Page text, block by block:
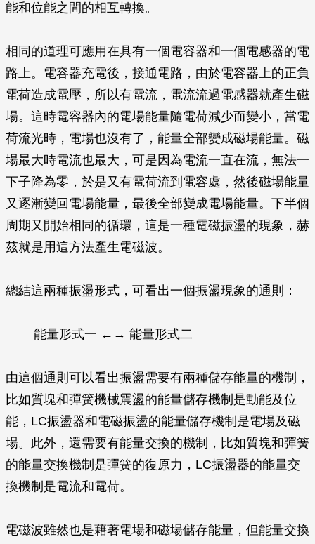
能和位能之間的相互轉換。
相同的道理可應用在具有一個電容器和一個電感器的電
路上。電容器充電後，接通電路，由於電容器上的正負
電荷造成電壓，所以有電流，電流流過電感器就產生磁
場。這時電容器內的電場能量隨電荷減少而變小，當電
荷流光時，電場也沒有了，能量全部變成磁場能量。磁
場最大時電流也最大，可是因為電流一直在流，無法一
下子降為零，於是又有電荷流到電容處，然後磁場能量
又逐漸變回電場能量，最後全部變成電場能量。下半個
周期又開始相同的循環，這是一種電磁振盪的現象，赫
茲就是用這方法產生電磁波。
總結這兩種振盪形式，可看出一個振盪現象的通則：
能量形式一 ←→ 能量形式二
由這個通則可以看出振盪需要有兩種儲存能量的機制，
比如質塊和彈簧機械震盪的能量儲存機制是動能及位
能，LC振盪器和電磁振盪的能量儲存機制是電場及磁
場。此外，還需要有能量交換的機制，比如質塊和彈簧
的能量交換機制是彈簧的復原力，LC振盪器的能量交
換機制是電流和電荷。
電磁波雖然也是藉著電場和磁場儲存能量，但能量交換